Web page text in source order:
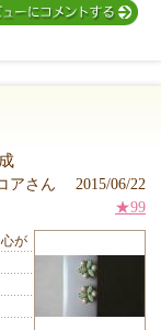
アさん 2015/06/22
★99
が